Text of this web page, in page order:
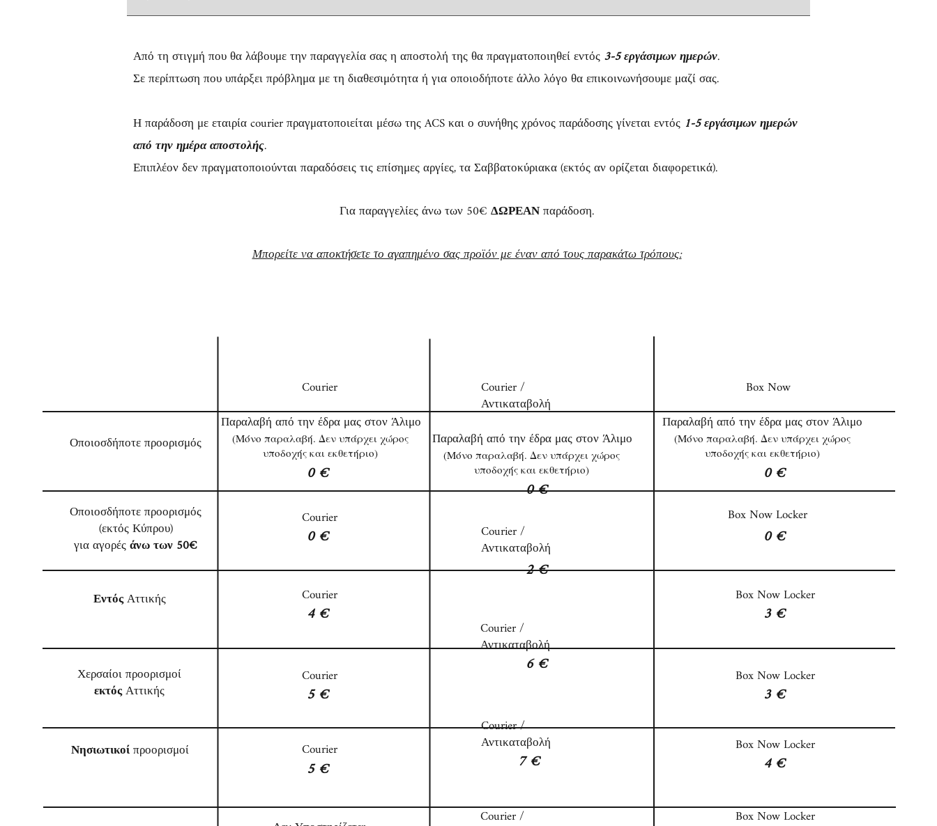
Από τη στιγμή που θα λάβουμε την παραγγελία σας η αποστολή της θα πραγματοποιηθεί εντός3-5 εργάσιμων ημερών.
Σε περίπτωση που υπάρξει πρόβλημα με τη διαθεσιμότητα ή για οποιοδήποτε άλλο λόγο θα επικοινωνήσουμε μαζί σας.
Η παράδοση με εταιρία courier πραγματοποιείται μέσω της ACS και ο συνήθης χρόνος παράδοσης γίνεται εντός 1-5 εργάσιμων ημερών
από την ημέρα αποστολής.
Επιπλέον δεν πραγματοποιούνται παραδόσεις τις επίσημες αργίες, τα Σαββατοκύριακα (εκτός αν ορίζεται διαφορετικά).
Για παραγγελίες άνω των 50€ΔΩΡΕΑΝπαράδοση.
Μπορείτε να αποκτήσετε το αγαπημένο σας προϊόν με έναν από τους παρακάτω τρόπους:
Οποιοσδήποτε προορισμός
Οποιοσδήποτε προορισμός
(εκτός Κύπρου)
για αγορέςάνω των 50€
ΕντόςΑττικής
Χερσαίοι προορισμοί
εκτόςΑττικής
Νησιωτικοίπροορισμοί
Courier
Παραλαβή από την έδρα μας στον Άλιμο
(Μόνο παραλαβή. Δεν υπάρχει χώρος
υποδοχής και εκθετήριο)
0 €
Courier
0 €
Courier
4 €
Courier
5€
Courier
5€
Courier /
Αντικαταβολή
Παραλαβή από την έδρα μας στον Άλιμο
(Μόνο παραλαβή. Δεν υπάρχει χώρος
υποδοχής και εκθετήριο)
0 €
Courier /
Αντικαταβολή
2 €
Courier /
Αντικαταβολή
6 €
Courier /
Αντικαταβολή
7 €
Courier /
Box Now
Παραλαβή από την έδρα μας στον Άλιμο
(Μόνο παραλαβή. Δεν υπάρχει χώρος
υποδοχής και εκθετήριο)
0 €
Box Now Locker
0 €
Box Now Locker
3 €
Box Now Locker
3 €
Box Now Locker
4 €
Box Now Locker